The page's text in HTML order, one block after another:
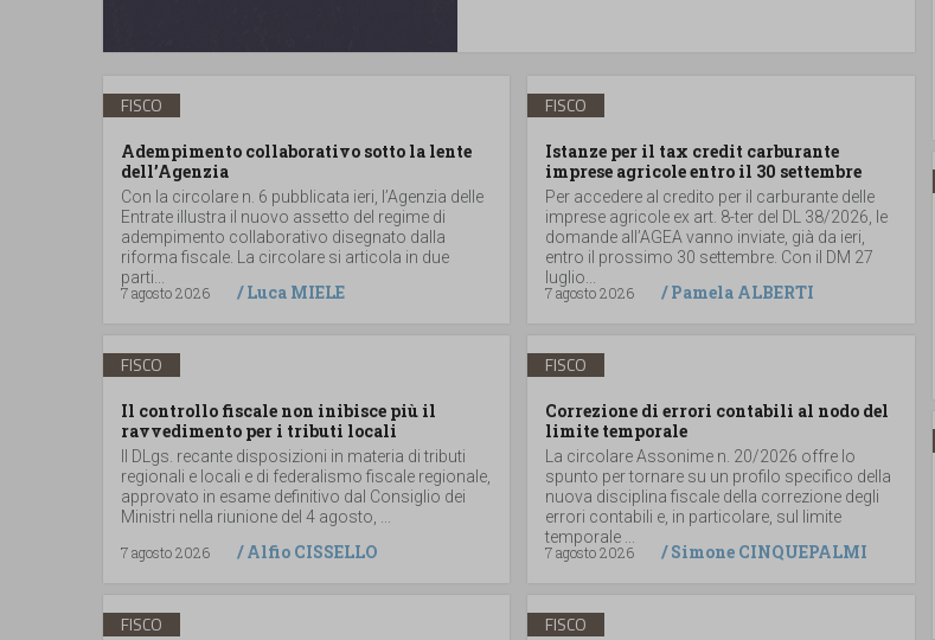
FISCO
Adempimento collaborativo sotto la lente
dell’Agenzia
Con la circolare n. 6 pubblicata ieri, l’Agenzia delle
Entrate illustra il nuovo assetto del regime di
adempimento collaborativo disegnato dalla
riforma fiscale. La circolare si articola in due
parti...
7 agosto 2026
/Luca MIELE
FISCO
Il controllo fiscale non inibisce più il
ravvedimento per i tributi locali
Il DLgs. recante disposizioni in materia di tributi
regionali e locali e di federalismo fiscale regionale,
approvato in esame definitivo dal Consiglio dei
Ministri nella riunione del 4 agosto, ...
7 agosto 2026
/Alfio CISSELLO
FISCO
FISCO
Istanze per il tax credit carburante
imprese agricole entro il 30 settembre
Per accedere al credito per il carburante delle
imprese agricole ex art. 8-ter del DL 38/2026, le
domande all’AGEA vanno inviate, già da ieri,
entro il prossimo 30 settembre. Con il DM 27
luglio...
7 agosto 2026
/Pamela ALBERTI
FISCO
Correzione di errori contabili al nodo del
limite temporale
La circolare Assonime n. 20/2026 offre lo
spunto per tornare su un profilo specifico della
nuova disciplina fiscale della correzione degli
errori contabili e, in particolare, sul limite
temporale ...
7 agosto 2026
/Simone CINQUEPALMI
FISCO